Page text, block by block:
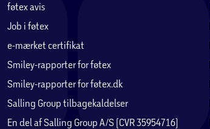
føtex avis
Job i føtex
e-mærket certifikat
Smiley-rapporter for føtex
Smiley-rapporter for føtex.dk
Salling Group tilbagekaldelser
En del af Salling Group A/S (CVR 35954716)